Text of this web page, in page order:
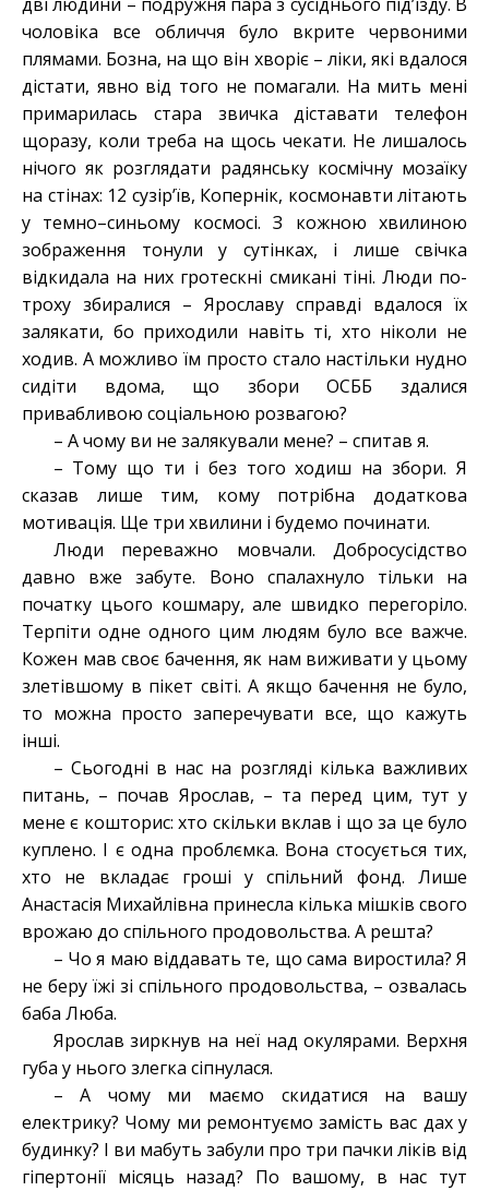
дві людини – подружня пара з сусіднього під’їзду. В
чоловіка все обличчя було вкрите червоними
плямами. Бозна, на що він хворіє – ліки, які вдалося
дістати, явно від того не помагали. На мить мені
примарилась стара звичка діставати телефон
щоразу, коли треба на щось чекати. Не лишалось
нічого як розглядати радянську космічну мозаїку
на стінах: 12 сузір’їв, Копернік, космонавти літають
у темно–синьому космосі. З кожною хвилиною
зображення тонули у сутінках, і лише свічка
відкидала на них гротескні смикані тіні. Люди по-
троху збиралися – Ярославу справді вдалося їх
залякати, бо приходили навіть ті, хто ніколи не
ходив. А можливо їм просто стало настільки нудно
сидіти вдома, що збори ОСББ здалися
привабливою соціальною розвагою?
– А чому ви не залякували мене? – спитав я.
– Тому що ти і без того ходиш на збори. Я
сказав лише тим, кому потрібна додаткова
мотивація. Ще три хвилини і будемо починати.
Люди переважно мовчали. Добросусідство
давно вже забуте. Воно спалахнуло тільки на
початку цього кошмару, але швидко перегоріло.
Терпіти одне одного цим людям було все важче.
Кожен мав своє бачення, як нам виживати у цьому
злетівшому в пікет світі. А якщо бачення не було,
то можна просто заперечувати все, що кажуть
інші.
– Сьогодні в нас на розгляді кілька важливих
питань, – почав Ярослав, – та перед цим, тут у
мене є кошторис: хто скільки вклав і що за це було
куплено. І є одна проблємка. Вона стосується тих,
хто не вкладає гроші у спільний фонд. Лише
Анастасія Михайлівна принесла кілька мішків свого
врожаю до спільного продовольства. А решта?
– Чо я маю віддавать те, що сама виростила? Я
не беру їжі зі спільного продовольства, – озвалась
баба Люба.
Ярослав зиркнув на неї над окулярами. Верхня
губа у нього злегка сіпнулася.
– А чому ми маємо скидатися на вашу
електрику? Чому ми ремонтуємо замість вас дах у
будинку? І ви мабуть забули про три пачки ліків від
гіпертонії місяць назад? По вашому, в нас тут